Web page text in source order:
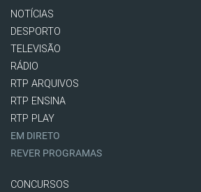
NOTÍCIAS
DESPORTO
TELEVISÃO
RÁDIO
RTP ARQUIVOS
RTP ENSINA
RTP PLAY
EM DIRETO
REVER PROGRAMAS
CONCURSOS